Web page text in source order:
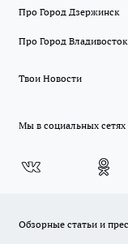
Про Город Дзержинск
Про Город Владивосток
Твои Новости
Мы в социальных сетях
Обзорные статьи и